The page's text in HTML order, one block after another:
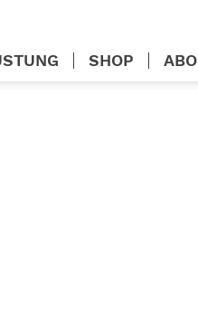
SHOP ABO